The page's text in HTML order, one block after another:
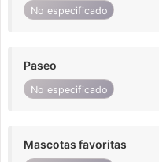
No especificado
Paseo
No especificado
Mascotas favoritas